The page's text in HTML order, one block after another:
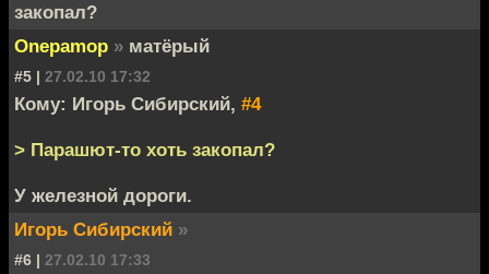
закопал?
Onepamop » матёрый
#5 | 27.02.10 17:32
Кому: Игорь Сибирский, #4
> Парашют-то хоть закопал?
У железной дороги.
Игорь Сибирский »
#6 | 27.02.10 17:33